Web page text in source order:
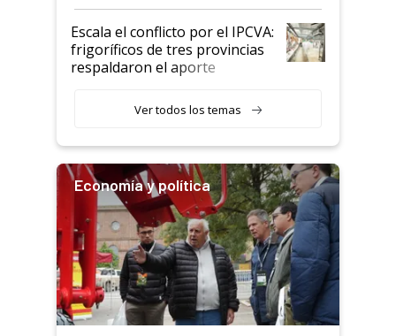
Argentina y los mitos que
todavía hacen sufrir a estos
animales: "Mientras me
descalificaban, yo seguí
haciendo currículum"
Escala el conflicto por el IPCVA:
frigoríficos de tres provincias
respaldaron el aporte
Ver todos los temas
Economía y política